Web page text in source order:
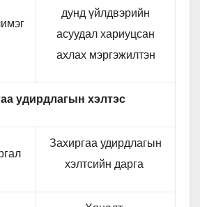
дунд үйлдвэрийн
асуудал хариуцсан
ахлах мэргэжилтэн
удирдлагын хэлтэс
Захиргаа удирдлагын
хэлтсийн дарга